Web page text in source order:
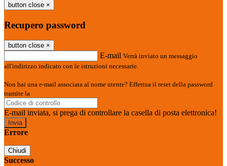
button close ×
Recupero password
button close ×
E-mail Verrà inviato un messaggio
all'indirizzo indicato con le istruzioni necessarie.
Non hai una e-mail associata al nome utente? Effettua il reset della password
tramite la
E-mail inviata, si prega di controllare la casella di posta elettronica!
Errore
Chiudi
Successo